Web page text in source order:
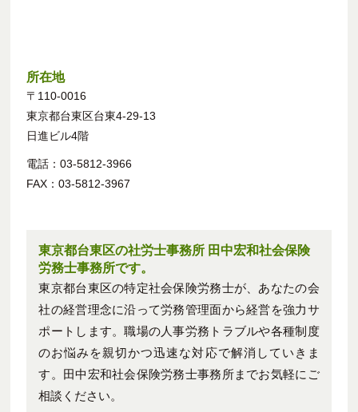
所在地
〒110-0016
東京都台東区台東4-29-13
日進ビル4階
電話：03-5812-3966
FAX：03-5812-3967
東京都台東区の社労士事務所 田中宏和社会保険
労務士事務所です。
東京都台東区の特定社会保険労務士が、あなたの会
社の経営理念に沿って労務管理面から経営を強力サ
ポートします。職場の人事労務トラブルや各種制度
のお悩みを親切かつ迅速な対応で解消していきま
す。田中宏和社会保険労務士事務所までお気軽にご
相談ください。